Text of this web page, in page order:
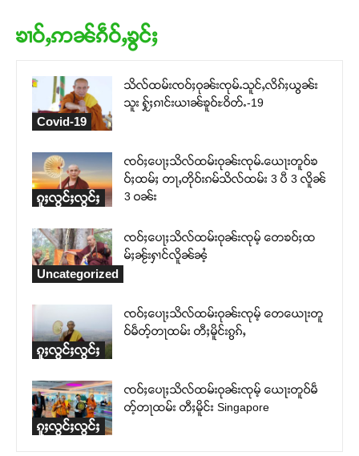
ၶၢဝ်ႇဢၼ်ၵဵဝ်ႇၶွင်ႈ
Covid-19
သိလ်ထမ်းၸဝ်ႈဝုၼ်းၸုမ်ႉသူင်ႇလိၵ်ႈယွၼ်း
သူး ႁႂ်ႈၵၢင်းယၢၼ်ၶူဝ်ႊဝိတ်ႉ-19
ၵူႈလွင်ႈလွင်ႈ
ၸဝ်ႈပေႃႈသိလ်ထမ်းဝုၼ်းၸုမ်ႉယေႃးတူဝ်ၶ
ဝ်ႈထမ်ႈ တႃႇတိုဝ်းၵမ်သိလ်ထမ်း 3 ပီ 3 လိူၼ်
3 ဝၼ်း
Uncategorized
ၸဝ်ႈပေႃႈသိလ်ထမ်းဝုၼ်းၸုမ့် တေၶဝ်ႈထ
မ်ႈၼႂ်းႁၢင်လိူၼ်ၼႆ့
ၵူႈလွင်ႈလွင်ႈ
ၸဝ်ႈပေႃႈသိလ်ထမ်းဝုၼ်းၸုမ့် တေယေႃးတူ
ဝ်မဵတ့်တႃထမ်း တီႈမိူင်းၵွၵ်ႇ
ၵူႈလွင်ႈလွင်ႈ
ၸဝ်ႈပေႃႈသိလ်ထမ်းဝုၼ်းၸုမ့် ယေႃးတူဝ်မဵ
တ့်တႃထမ်း တီႈမိူင်း Singapore